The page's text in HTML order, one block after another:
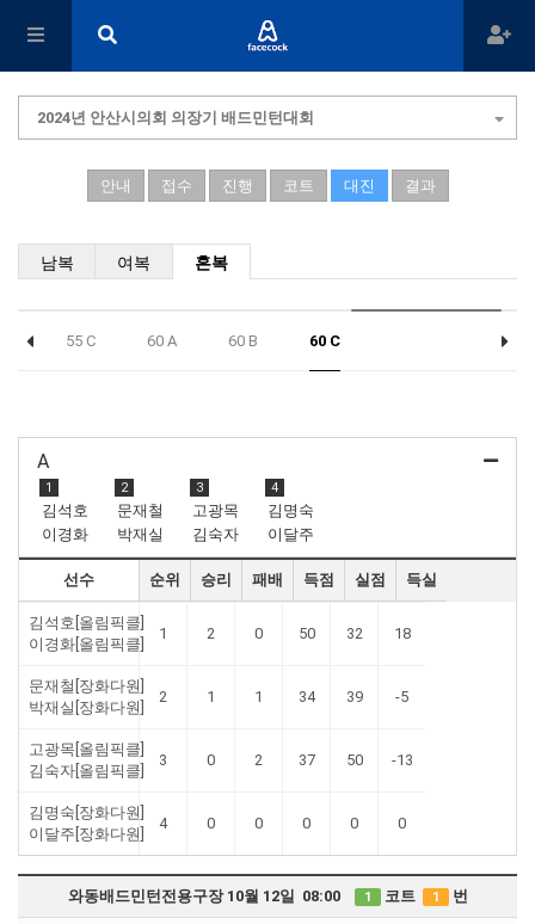
2024년 안산시의회 의장기 배드민턴대회
안내 접수 진행 코트 대진 결과
남복 여복 혼복
55 C 60 A 60 B 60 C
A
1
김석호
이경화
2
문재철
박재실
3
고광목
김숙자
4
김명숙
이달주
선수 순위 승리 패배 득점 실점 득실
김석호[올림픽클]
이경화[올림픽클]
1 2 0 50 32 18
문재철[장화다원]
박재실[장화다원]
2 1 1 34 39 -5
고광목[올림픽클]
김숙자[올림픽클]
3 0 2 37 50 -13
김명숙[장화다원]
이달주[장화다원]
4 0 0 0 0 0
와동배드민턴전용구장 10월 12일 08:00 1 코트 1 번